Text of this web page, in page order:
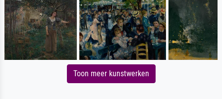
Toon meer kunstwerken